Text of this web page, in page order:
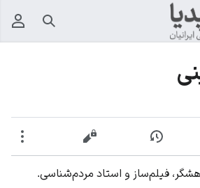
جستجو
نمایش تاریخچهنمایش مبدأ
فیلم‌ساز و استاد مردم‌شناسی.